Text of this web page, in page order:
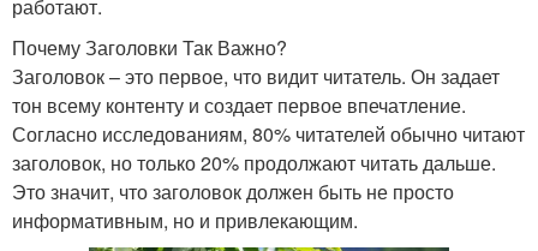
работают.
Почему Заголовки Так Важно?
Заголовок – это первое, что видит читатель. Он задает
тон всему контенту и создает первое впечатление.
Согласно исследованиям, 80% читателей обычно читают
заголовок, но только 20% продолжают читать дальше.
Это значит, что заголовок должен быть не просто
информативным, но и привлекающим.